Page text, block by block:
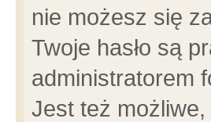
nie możesz się
Twoje hasło są
administratorem
Jest też